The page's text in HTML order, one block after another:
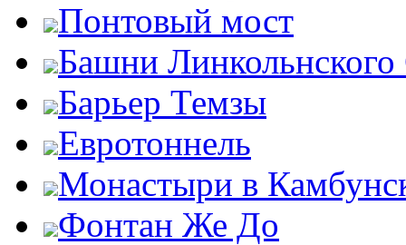
Понтовый мост
Башни
Барьер Темзы
Евротоннель
Монастыри в
Фонтан Же До